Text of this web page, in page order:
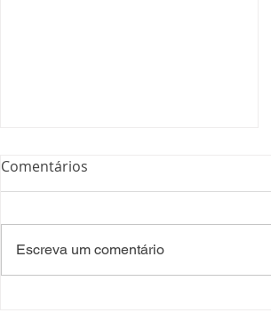
Comentários
Escreva um comentário